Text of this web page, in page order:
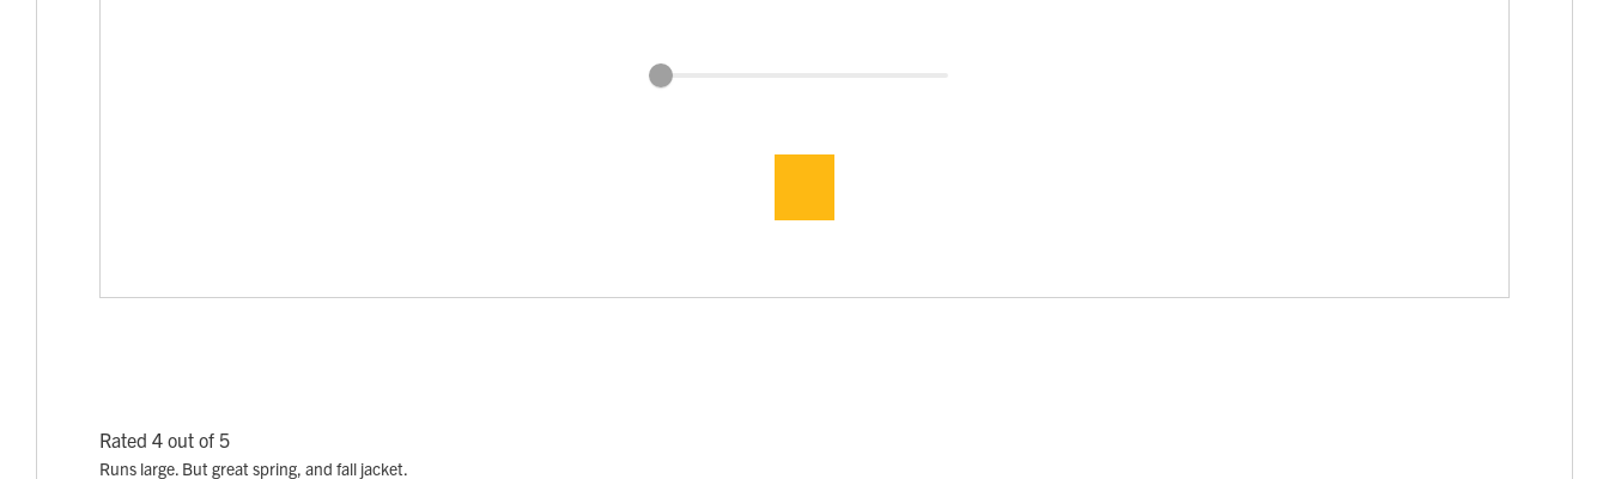
Rated 4 out of 5
Runs large. But great spring, and fall jacket.